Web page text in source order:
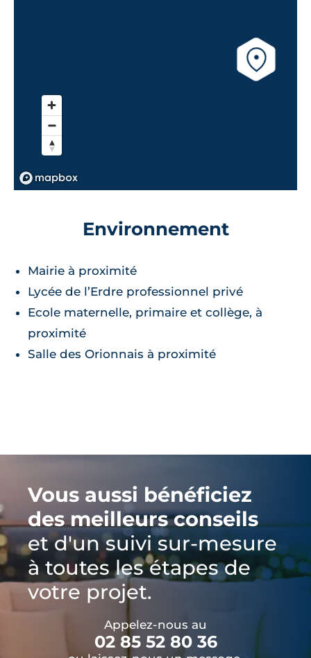
Environnement
Mairie à proximité
Lycée de l’Erdre professionnel privé
Ecole maternelle, primaire et collège, à
proximité
Salle des Orionnais à proximité
Vous aussi bénéficiez
des meilleurs conseils
et d'un suivi sur-mesure
à toutes les étapes de
votre projet.
Appelez-nous au
02 85 52 80 36